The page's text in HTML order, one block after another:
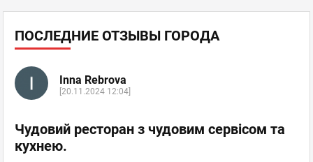
ПОСЛЕДНИЕ ОТЗЫВЫ ГОРОДА
Inna Rebrova
[20.11.2024 12:04]
Чудовий ресторан з чудовим сервісом та
кухнею.